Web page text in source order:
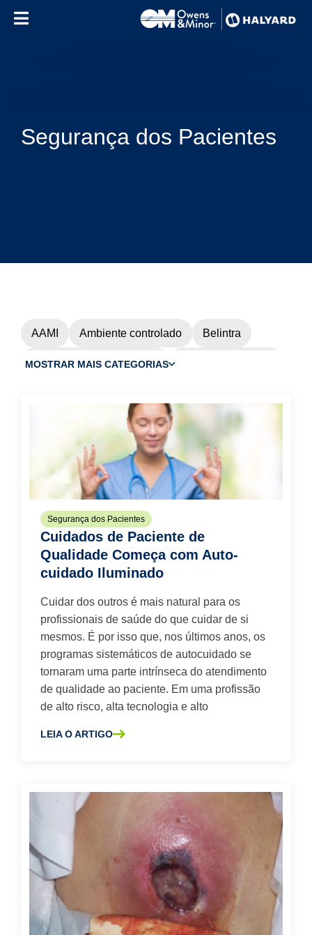
Segurança dos Pacientes
AAMI Ambiente controlado Belintra
Cadeia de Abastecimento
Gripe HAI Luvas
Luvas cirúrgicas Luvas Purezero
Máscaras Faciais Máscaras N95
PPE Prevenção de Infecções
Protecção dos olhos Protecção Facial
Respiradores N95 Sala limpa
Segurança do pessoal
Segurança dos Pacientes
Tabuleiros de procedimentos personalizados
USP 800 Vestidos cirúrgicos
MOSTRAR MAIS CATEGORIAS
Segurança dos Pacientes
Cuidados de Paciente de
Qualidade Começa com Auto-
cuidado Iluminado
Cuidar dos outros é mais natural para os
profissionais de saúde do que cuidar de si
mesmos. É por isso que, nos últimos anos, os
programas sistemáticos de autocuidado se
tornaram uma parte intrínseca do atendimento
de qualidade ao paciente. Em uma profissão
de alto risco, alta tecnologia e alto
LEIA O ARTIGO
SOBRE A CUIDADOS DE PACIENTE DE QUALIDADE